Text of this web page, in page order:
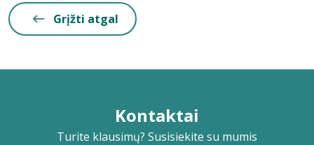
Grįžti atgal
Kontaktai
Turite klausimų? Susisiekite su mumis